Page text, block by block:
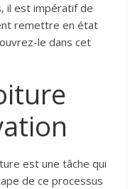
il est impératif de
remettre en état
le dans cet
est une tâche qui
de ce processus